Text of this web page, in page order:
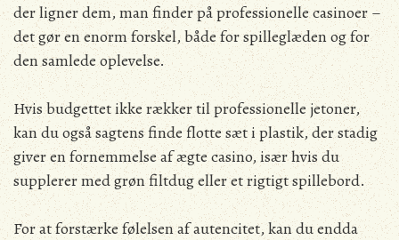
der ligner dem, man finder på professionelle casinoer –
det gør en enorm forskel, både for spilleglæden og for
den samlede oplevelse.
Hvis budgettet ikke rækker til professionelle jetoner,
kan du også sagtens finde flotte sæt i plastik, der stadig
giver en fornemmelse af ægte casino, især hvis du
supplerer med grøn filtdug eller et rigtigt spillebord.
For at forstærke følelsen af autencitet, kan du endda